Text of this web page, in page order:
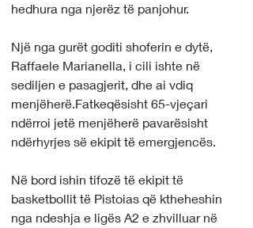
hedhura nga njerëz të panjohur.
Një nga gurët goditi shoferin e dytë,
Raffaele Marianella, i cili ishte në
sediljen e pasagjerit, dhe ai vdiq
menjëherë.Fatkeqësisht 65-vjeçari
ndërroi jetë menjëherë pavarësisht
ndërhyrjes së ekipit të emergjencës.
Në bord ishin tifozë të ekipit të
basketbollit të Pistoias që ktheheshin
nga ndeshja e ligës A2 e zhvilluar në